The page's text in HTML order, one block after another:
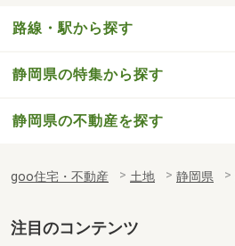
路線・駅から探す
静岡県の特集から探す
静岡県の不動産を探す
goo住宅・不動産 土地 静岡県
注目のコンテンツ